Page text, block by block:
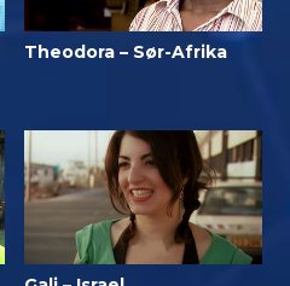
Theodora – Sør-Afrika